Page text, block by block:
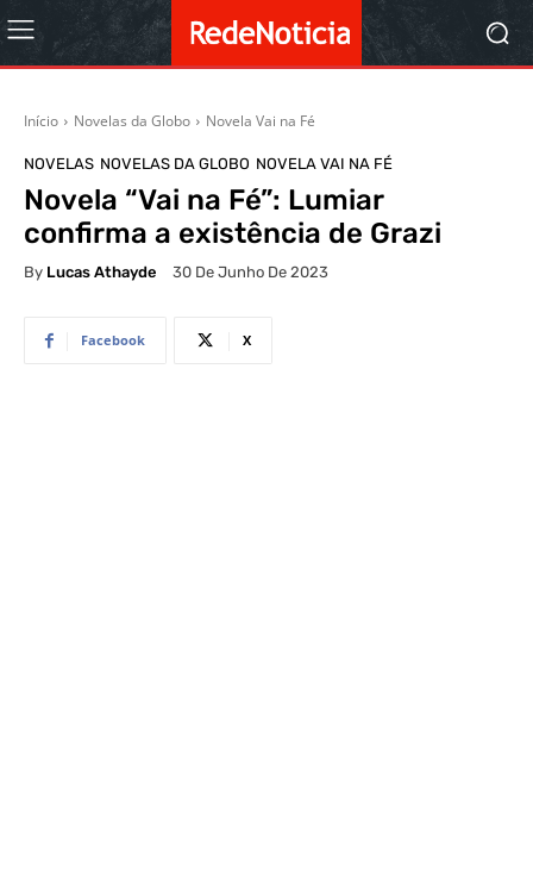
Início Novelas da Globo Novela Vai na Fé
NOVELAS NOVELAS DA GLOBO NOVELA VAI NA FÉ
Novela “Vai na Fé”: Lumiar
confirma a existência de Grazi
By Lucas Athayde 30 De Junho De 2023
Facebook X